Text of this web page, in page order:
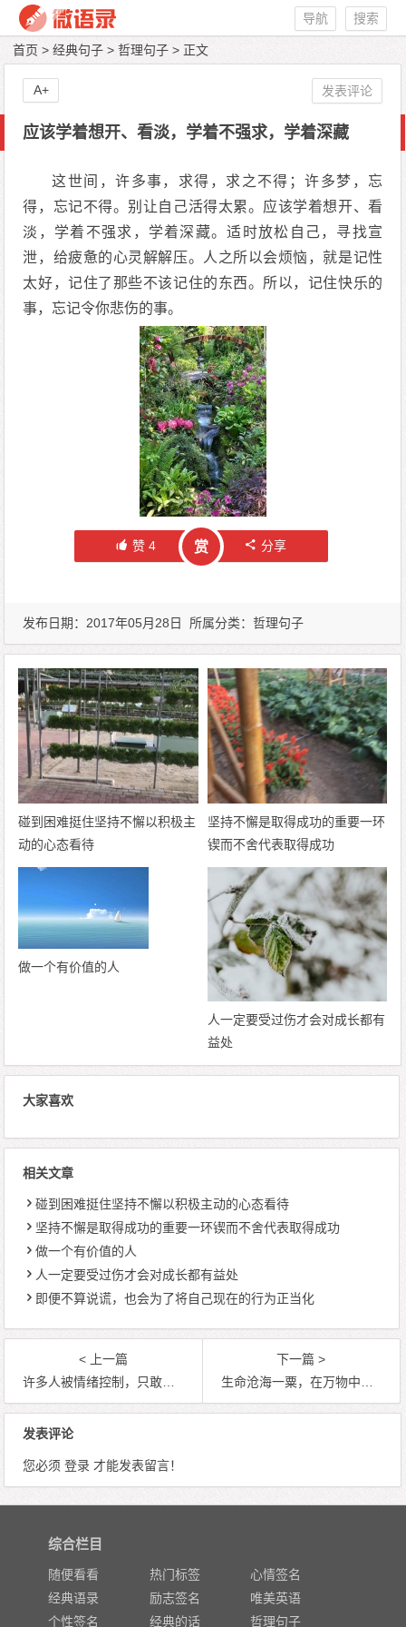
搜索
导航
首页 >经典句子 >哲理句子 > 正文
应该学着想开、看淡，学着不强求，学着深藏
这世间，许多事，求得，求之不得；许多梦，忘
得，忘记不得。别让自己活得太累。应该学着想开、看
淡，学着不强求，学着深藏。适时放松自己，寻找宣
泄，给疲惫的心灵解解压。人之所以会烦恼，就是记性
太好，记住了那些不该记住的东西。所以，记住快乐的
事，忘记令你悲伤的事。
赞4 赏 分享
发表评论
A+
发布日期：2017年05月28日 所属分类：哲理句子
碰到困难挺住坚持不懈以积极主
动的心态看待
坚持不懈是取得成功的重要一环
锲而不舍代表取得成功
做一个有价值的人
人一定要受过伤才会对成长都有
益处
大家喜欢
相关文章
碰到困难挺住坚持不懈以积极主动的心态看待
坚持不懈是取得成功的重要一环锲而不舍代表取得成功
做一个有价值的人
人一定要受过伤才会对成长都有益处
即便不算说谎，也会为了将自己现在的行为正当化
< 上一篇
许多人被情绪控制，只敢抓住而不敢放弃
下一篇 >
生命沧海一粟，在万物中脆弱瞬间即逝为最
发表评论
您必须 登录才能发表留言！
综合栏目
随便看看 热门标签
心情签名
经典语录
励志签名
唯美英语
个性签名
经典的话 哲理句子